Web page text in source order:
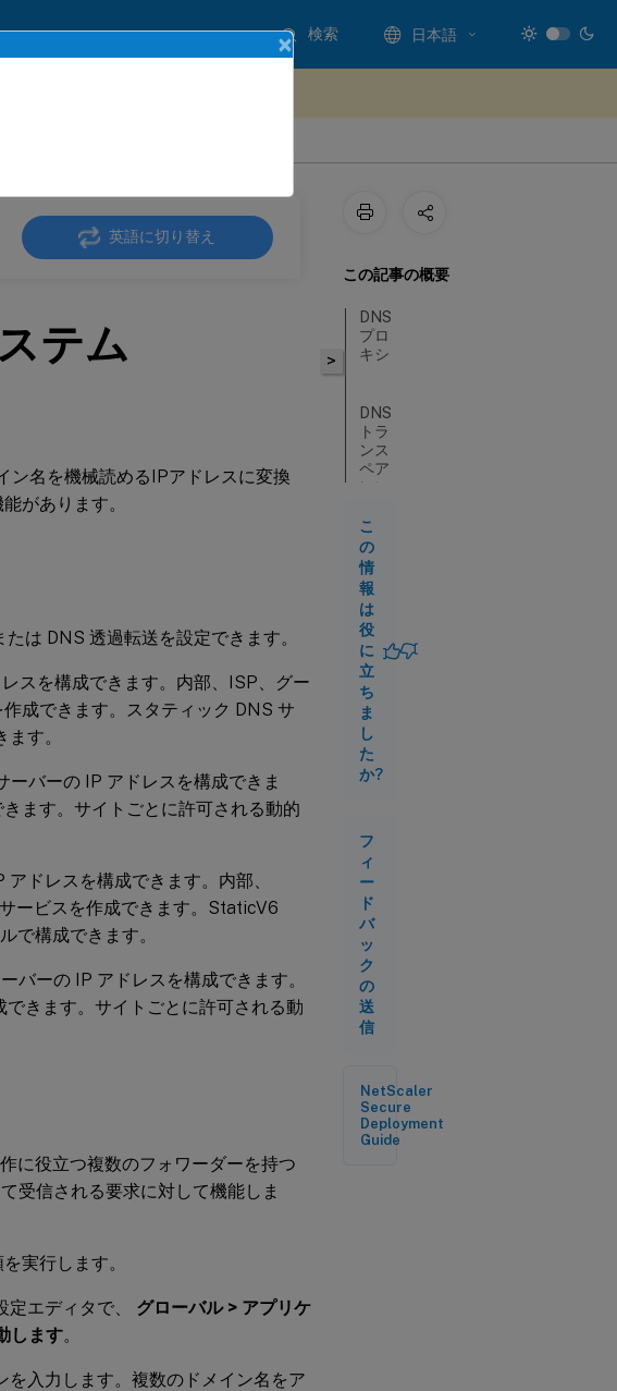
検索 日本語
英語に切り替え
テム
ン名を機械読めるIPアドレスに変換
があります。
は DNS 透過転送を設定できます。
スを構成できます。内部、ISP、グー
成できます。スタティック DNS サ
す。
ーバーの IP アドレスを構成できま
ます。サイトごとに許可される動的
ドレスを構成できます。内部、
ービスを作成できます。StaticV6
で構成できます。
バーの IP アドレスを構成できます。
きます。サイトごとに許可される動
に役立つ複数のフォワーダーを持つ
受信される要求に対して機能しま
実行します。
エディタで、 グローバル > アプリケ
します。
入力します。複数のドメイン名をア
>
この記事の概要
DNS
プロ
キシ
DNS
トラ
ンス
ペア
レン
ォワ
ーダ
監
視
こ
の
情
報
は
役
に
立
ち
ま
し
た
か?
フ
ィ
ー
ド
バ
ッ
ク
の
送
信
NetScaler
Secure
Deployment
Guide
×